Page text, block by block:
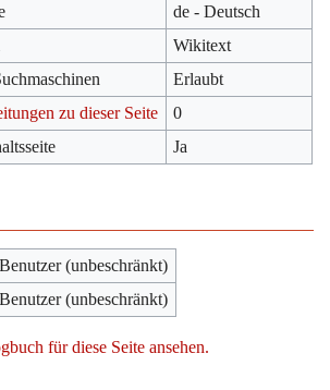
de - Deutsch
Wikitext
Erlaubt
zu dieser Seite
0
Ja
(unbeschränkt)
(unbeschränkt)
für diese Seite ansehen.